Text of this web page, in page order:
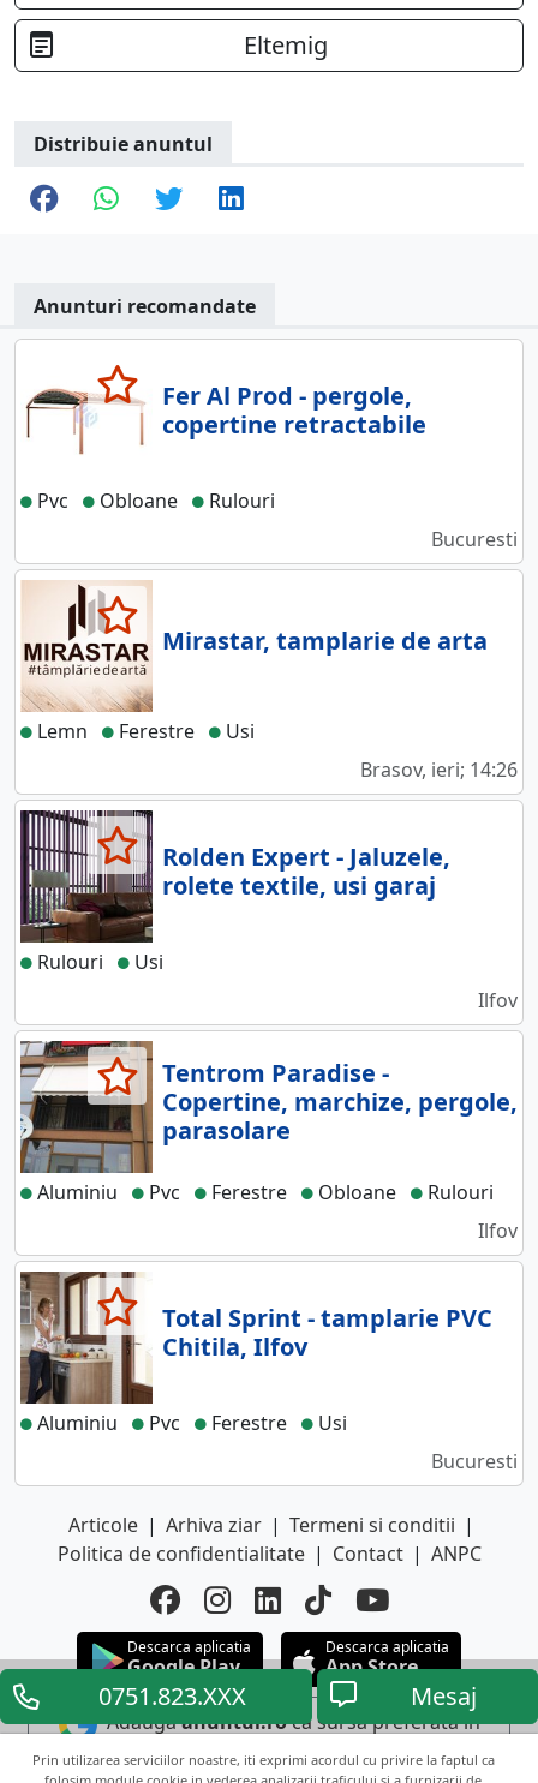
0751.823.XXX Mesaj
Prin utilizarea serviciilor noastre, iti exprimi acordul cu privire la faptul ca
Eltemig
Distribuie anuntul
Anunturi recomandate
Fer Al Prod - pergole,
copertine retractabile
Pvc Obloane
Rulouri
Bucuresti
Mirastar, tamplarie de arta
Lemn Ferestre
Usi
Brasov, ieri; 14:26
Rolden Expert - Jaluzele,
rolete textile, usi garaj
Rulouri
Usi
Ilfov
Tentrom Paradise -
Copertine, marchize, pergole,
parasolare
Aluminiu Pvc Ferestre Obloane
Rulouri
Ilfov
Total Sprint - tamplarie PVC
Chitila, Ilfov
Aluminiu Pvc Ferestre
Usi
Bucuresti
Articole | Arhiva ziar | Termeni si conditii |
Politica de confidentialitate | Contact | ANPC
Descarca aplicatia
Google Play
Descarca aplicatia
App Store
Adaugaanuntul.roca sursa preferata in
Google